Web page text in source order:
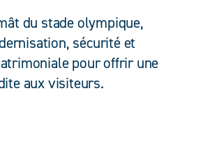
du stade olympique,
sécurité et
pour offrir une
aux visiteurs.